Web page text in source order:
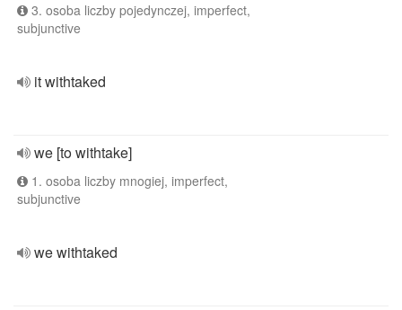
3. osoba liczby pojedynczej, imperfect,
subjunctive
it withtaked
we [to withtake]
1. osoba liczby mnogiej, imperfect,
subjunctive
we withtaked